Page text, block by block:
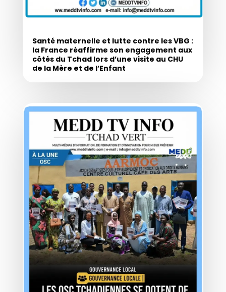
Santé maternelle et lutte contre les VBG :
la France réaffirme son engagement aux
côtés du Tchad lors d’une visite au CHU
de la Mère et de l’Enfant